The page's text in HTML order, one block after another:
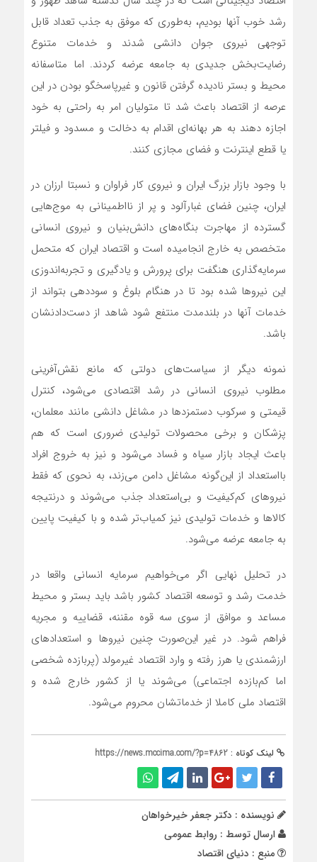
رشد خوب آنها بودیم، به‌طوری که موفق به جذب تعداد قابل
توجهی نیروی جوان دانشی شدند و خدمات متنوع
رضایت‌بخش‌ جدیدی به جامعه عرضه کردند. اما متاسفانه
محیط و بستر نادیده گرفتن قانون و غیرپاسخگو بودن در این
عرصه از اقتصاد باعث شد تا متولیان امر به راحتی به خود
اجازه دهند به هر بهانه‌‌ای اقدام به دخالت و مسدود و فیلتر
یا قطع اینترنت و فضای مجازی کنند.
با وجود بازار بزرگ ایران و نیروی کار فراوان و نسبتا ارزان در
ایران، چنین فضای غبارآلود و پر از نااطمینانی به موج‌‌هایی
گسترده از مهاجرت بنگاه‌های دانش‌‌بنیان و نیروی انسانی
متخصص به خارج انجامیده است و اقتصاد ایران که متحمل
سرمایه‌‌گذاری هنگفت برای پرورش و یادگیری و تجربه‌‌اندوزی
این نیروها شده بود تا در هنگام بلوغ و سوددهی بتواند از
خدمات آنها در بلندمدت منتفع شود شاهد از دست‌‌‌دادنشان
باشد.
نمونه دیگر از سیاست‌های دولتی که مانع نقش‌‌آفرینی
مطلوب نیروی انسانی در رشد اقتصادی می‌شود، کنترل
قیمتی و سرکوب دستمزدها در مشاغل دانشی مانند معلمان،
پزشکان و برخی محصولات تولیدی ضروری است که هم
باعث ایجاد بازار سیاه و فساد می‌شود و نیز به خروج افراد
بااستعداد از این‌گونه مشاغل دامن می‌‌زند، به نحوی که فقط
نیروهای کم‌‌کیفیت و بی‌‌استعداد جذب می‌شوند و درنتیجه
کالاها و خدمات تولیدی نیز کمیاب‌‌تر شده و با کیفیت پایین
به جامعه عرضه می‌شود.
در تحلیل نهایی اگر می‌خواهیم سرمایه انسانی واقعا در
خدمت رشد و توسعه اقتصاد کشور باشد باید بستر و محیط
مساعد و موافق از سوی سه قوه مقننه، قضاییه و مجریه
فراهم شود. در غیر این‌‌صورت چنین نیروها و استعدادهای
ارزشمندی یا هرز رفته و وارد اقتصاد غیرمولد (پربازده شخصی
اما کم‌‌بازده اجتماعی) می‌شوند یا از کشور خارج شده و
اقتصاد ملی کاملا از خدماتشان محروم می‌شود.
لینک کوتاه : https://news.mccima.com/?p=4862
نویسنده : دکتر جعفر خيرخواهان
ارسال توسط : روابط عمومی
منبع : دنیای اقتصاد